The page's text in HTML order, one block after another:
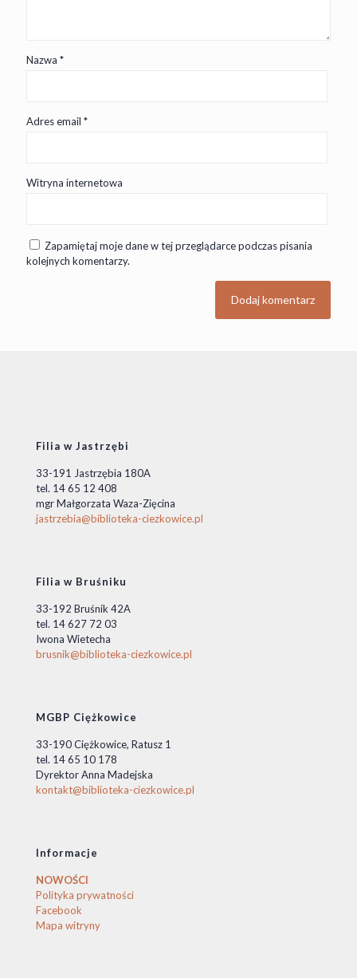
Nazwa *
Adres email *
Witryna internetowa
Zapamiętaj moje dane w tej przeglądarce podczas pisania
kolejnych komentarzy.
Filia w Jastrzębi
33-191 Jastrzębia 180A
tel. 14 65 12 408
mgr Małgorzata Waza-Zięcina
jastrzebia@biblioteka-ciezkowice.pl
Filia w Bruśniku
33-192 Bruśnik 42A
tel. 14 627 72 03
Iwona Wietecha
brusnik@biblioteka-ciezkowice.pl
MGBP Ciężkowice
33-190 Ciężkowice, Ratusz 1
tel. 14 65 10 178
Dyrektor Anna Madejska
kontakt@biblioteka-ciezkowice.pl
Informacje
NOWOŚCI
Polityka prywatności
Facebook
Mapa witryny